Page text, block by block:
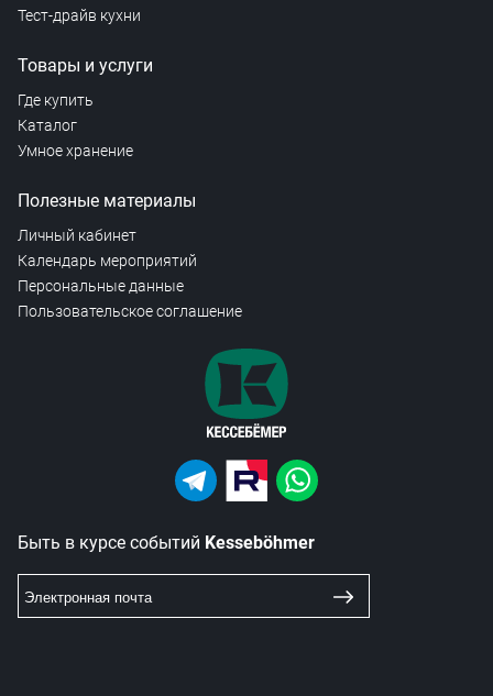
Тест-драйв кухни
Товары и услуги
Где купить
Каталог
Умное хранение
Полезные материалы
Личный кабинет
Календарь мероприятий
Персональные данные
Пользовательское соглашение
Быть в курсе событий Kesseböhmer